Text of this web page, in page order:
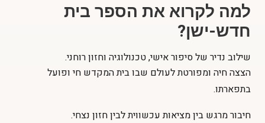
למה לקרוא את הספר בית
חדש-ישן?
שילוב נדיר של סיפור אישי, טכנולוגיה וחזון רוחני.
הצצה חיה ומפורטת לעולם שבו בית המקדש חי ופועל
בתפארתו.
חיבור מרגש בין מציאות עכשווית לבין חזון נצחי.